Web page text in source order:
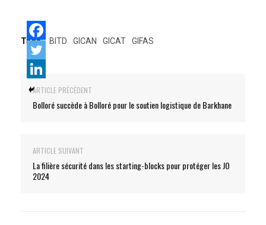
Tags: BITD GICAN GICAT GIFAS
ARTICLE PRÉCÉDENT
Bolloré succède à Bolloré pour le soutien logistique de Barkhane
ARTICLE SUIVANT
La filière sécurité dans les starting-blocks pour protéger les JO
2024